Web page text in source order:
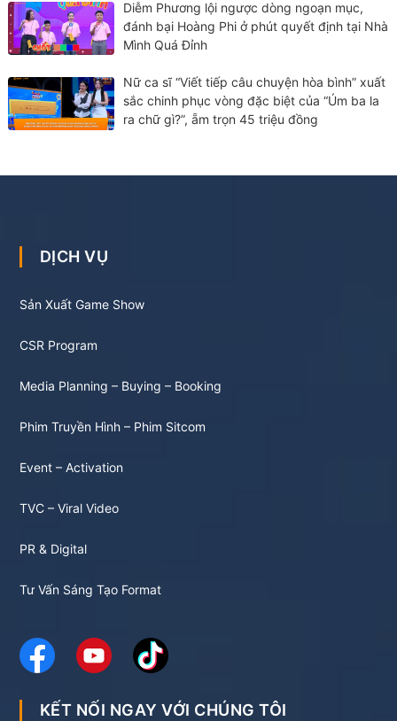
Diễm Phương lội ngược dòng ngoạn mục,
đánh bại Hoàng Phi ở phút quyết định tại Nhà
Mình Quá Đỉnh
Nữ ca sĩ “Viết tiếp câu chuyện hòa bình” xuất
sắc chinh phục vòng đặc biệt của “Úm ba la
ra chữ gì?”, ẵm trọn 45 triệu đồng
DỊCH VỤ
Sản Xuất Game Show
CSR Program
Media Planning – Buying – Booking
Phim Truyền Hình – Phim Sitcom
Event – Activation
TVC – Viral Video
PR & Digital
Tư Vấn Sáng Tạo Format
KẾT NỐI NGAY VỚI CHÚNG TÔI